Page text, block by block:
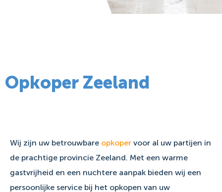
Opkoper Zeeland
Wij zijn uw betrouwbare opkoper voor al uw partijen in
de prachtige provincie Zeeland. Met een warme
gastvrijheid en een nuchtere aanpak bieden wij een
persoonlijke service bij het opkopen van uw